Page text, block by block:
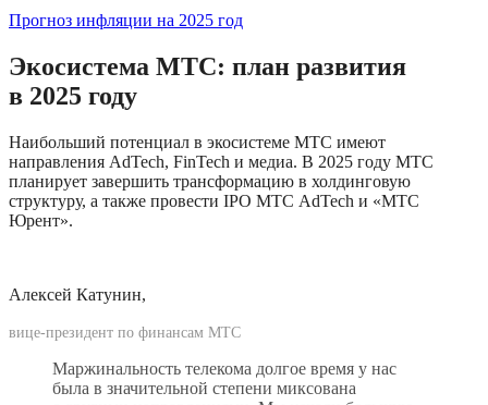
Прогноз инфляции на 2025 год
Экосистема МТС: план развития
в 2025 году
Наибольший потенциал в экосистеме МТС имеют
направления AdTech, FinTech и медиа. В 2025 году МТС
планирует завершить трансформацию в холдинговую
структуру, а также провести IPO МТС AdTech и «МТС
Юрент».
Алексей Катунин,
вице-президент по финансам МТС
Маржинальность телекома долгое время у нас
была в значительной степени миксована